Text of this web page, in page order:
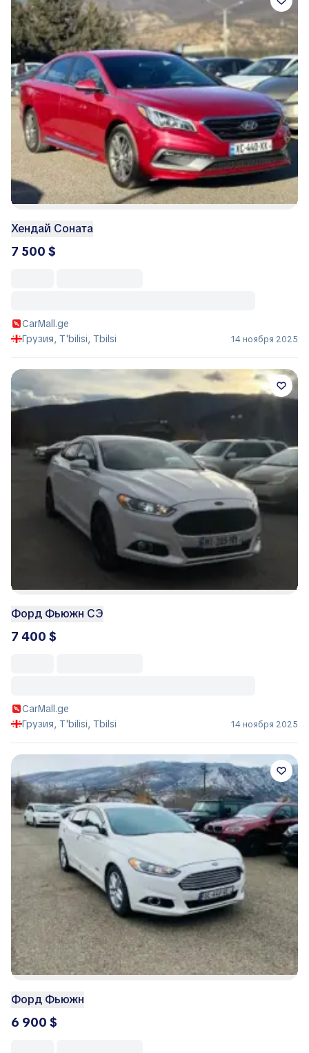
Хендай Соната
7 500 $
CarMall.ge
Грузия, T'bilisi, Tbilsi
14 ноября 2025
Форд Фьюжн СЭ
7 400 $
CarMall.ge
Грузия, T'bilisi, Tbilsi
14 ноября 2025
Форд Фьюжн
6 900 $